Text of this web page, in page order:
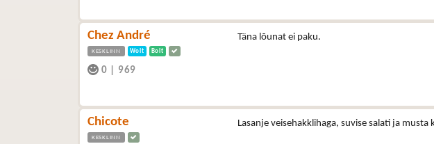
Chez André
KESKLINN Wolt Bolt
0 969
Täna lõunat ei paku.
Chicote
KESKLINN
Lasanje veisehakklihaga, suvise salati ja musta